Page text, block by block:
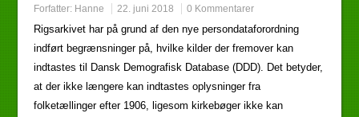
Forfatter: Hanne 22. juni 2018 0 Kommentarer
Rigsarkivet har på grund af den nye persondataforordning
indført begrænsninger på, hvilke kilder der fremover kan
indtastes til Dansk Demografisk Database (DDD). Det betyder,
at der ikke længere kan indtastes oplysninger fra
folketællinger efter 1906, ligesom kirkebøger ikke kan